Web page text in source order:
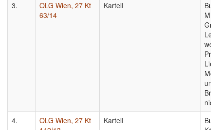
3.
OLG Wien, 27 Kt
63/14
Kartell
4.
OLG Wien, 27 Kt
Kartell